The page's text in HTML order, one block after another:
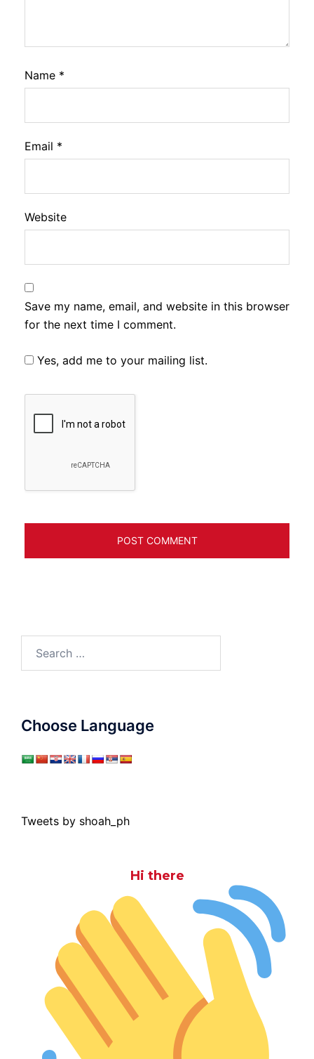
Name *
Email *
Website
Save my name, email, and website in this browser
for the next time I comment.
Yes, add me to your mailing list.
for:
Choose Language
Tweets by shoah_ph
Hi there